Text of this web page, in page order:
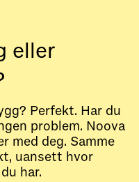
eller
Perfekt. Har du
problem. Noova
med deg. Samme
uansett hvor
har.